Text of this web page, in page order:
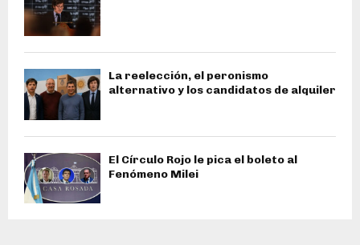
La reelección, el peronismo
alternativo y los candidatos de alquiler
El Círculo Rojo le pica el boleto al
Fenómeno Milei